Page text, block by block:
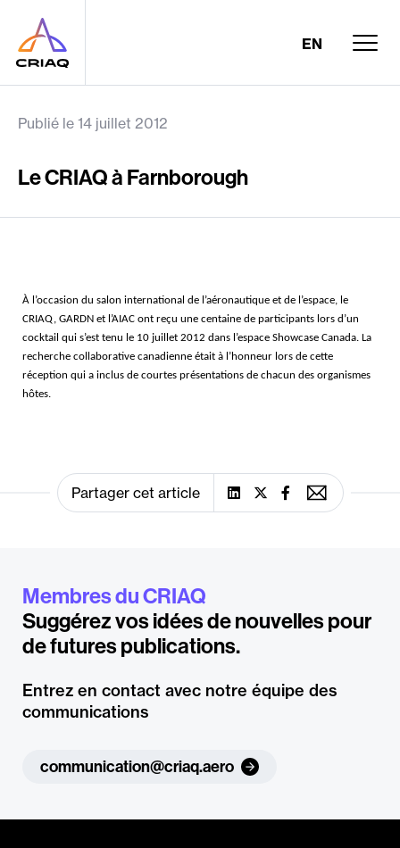
EN
Publié le 14 juillet 2012
Le CRIAQ à Farnborough
À l’occasion du salon international de l’aéronautique et de l’espace, le
CRIAQ, GARDN et l’AIAC ont reçu une centaine de participants lors d’un
cocktail qui s’est tenu le 10 juillet 2012 dans l’espace Showcase Canada. La
recherche collaborative canadienne était à l’honneur lors de cette
réception qui a inclus de courtes présentations de chacun des organismes
hôtes.
Partager cet article
Membres du CRIAQ
Suggérez vos idées de nouvelles pour
de futures publications.
Entrez en contact avec notre équipe des
communications
communication@criaq.aero